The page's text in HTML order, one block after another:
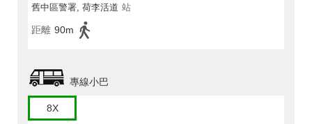
舊中區警署, 荷李活道 站
距離 90m
專線小巴
8X